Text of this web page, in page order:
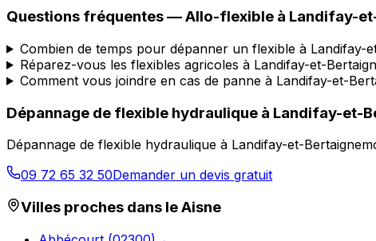
Questions fréquentes —Allo-flexible à Landifay-
Combien de temps pour dépanner un flexible à Landifay-
Réparez-vous les flexibles agricoles à Landifay-et-
Comment vous joindre en cas de panne à Landifay-et-
Dépannage de flexible hydraulique à Landifay-et-
Dépannage de flexible hydraulique à Landifay-et-
09 72 65 32 50Demander un devis gratuit
Villes proches dans leAisne